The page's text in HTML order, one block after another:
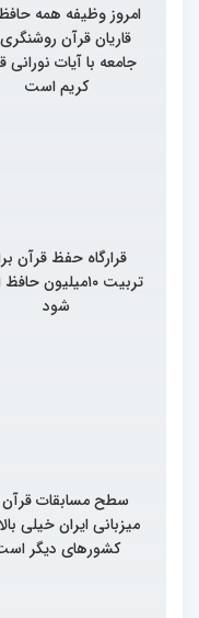
امروز وظیفه همه
قاریان قرآن
جامعه با آیات نورانی
کریم است
قرارگاه حفظ قرآن
تربیت ۱۰میلیون
شود
سطح مسابقات قرآن
میزبانی ایران خیلی
کشورهای دیگر